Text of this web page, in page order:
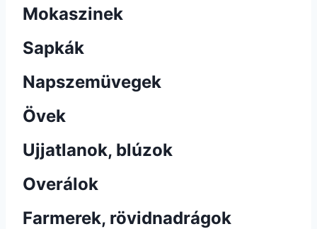
Mokaszinek
Sapkák
Napszemüvegek
Övek
Ujjatlanok, blúzok
Overálok
Farmerek, rövidnadrágok